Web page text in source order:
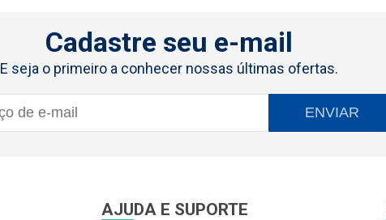
Cadastre seu e-mail
E seja o primeiro a conhecer nossas últimas ofertas.
ENVIAR
AJUDA E SUPORTE